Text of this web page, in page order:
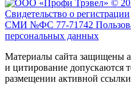
©
Свидетельство о регистрации
СМИ №ФС 77-71742
персональных данных
Материалы сайта защищены
и цитирование допускаются
размещении активной